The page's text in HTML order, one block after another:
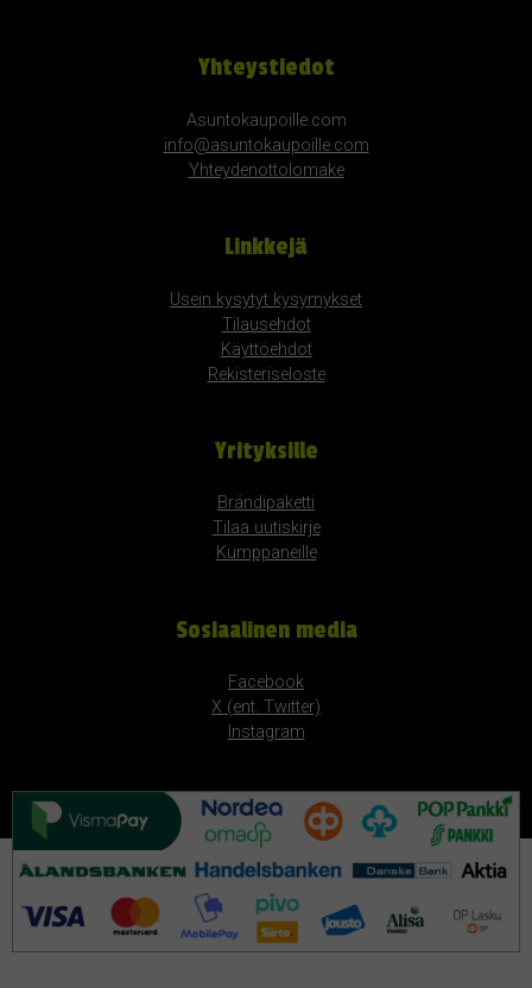
Yhteystiedot
Asuntokaupoille.com
info@asuntokaupoille.com
Yhteydenottolomake
Linkkejä
Usein kysytyt kysymykset
Tilausehdot
Käyttöehdot
Rekisteriseloste
Yrityksille
Brändipaketti
Tilaa uutiskirje
Kumppaneille
Sosiaalinen media
Facebook
X (ent. Twitter)
Instagram